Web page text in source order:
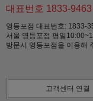
대표번호 1833-9463
영등포점 대표번호: 1833-
서울 영등포점 평일
방문시 영등포점을 이용해
고객센터 연결